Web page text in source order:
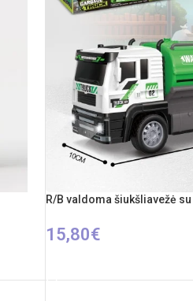
R/B valdoma šiukšliavežė
15,80€